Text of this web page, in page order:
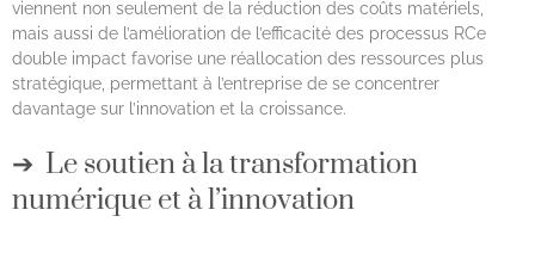
viennent non seulement de la réduction des coûts matériels,
mais aussi de l’amélioration de l’efficacité des processus RCe
double impact favorise une réallocation des ressources plus
stratégique, permettant à l’entreprise de se concentrer
davantage sur l’innovation et la croissance.
Le soutien à la transformation
numérique et à l’innovation